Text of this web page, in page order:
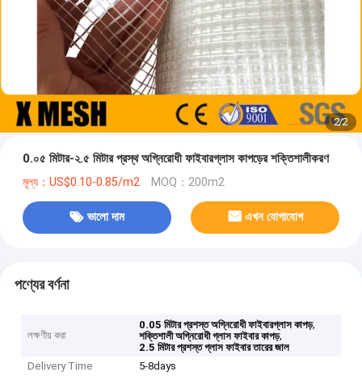
2/2
0.০৫ মিটার-২.৫ মিটার প্রস্থ অগ্নিরোধী ফাইবারগ্লাস কাপড়ের শক্তিশালীকরণ
মূল্য：US$0.10-0.85/m2 MOQ：200m2
ভালো দাম এখন যোগাযোগ
পণ্যের বর্ণনা
লক্ষণীয় করা
0.05 মিটার প্রশস্ত অগ্নিরোধী ফাইবারগ্লাস কাপড়,
শক্তিশালী অগ্নিরোধী গ্লাস ফাইবার কাপড়,
2.5 মিটার প্রশস্ত গ্লাস ফাইবার তারের জাল
Delivery Time
5-8days